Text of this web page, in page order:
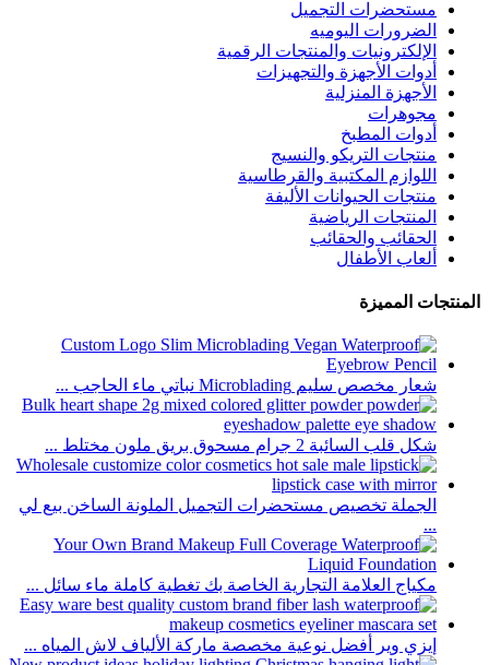
مستحضرات التجميل
الضرورات اليوميه
الإلكترونيات والمنتجات الرقمية
أدوات الأجهزة والتجهيزات
الأجهزة المنزلية
مجوهرات
أدوات المطبخ
منتجات التريكو والنسيج
اللوازم المكتبية والقرطاسية
منتجات الحيوانات الأليفة
المنتجات الرياضية
الحقائب والحقائب
ألعاب الأطفال
المنتجات المميزة
شعار مخصص سليم Microblading نباتي ماء الحاجب ...
شكل قلب السائبة 2 جرام مسحوق بريق ملون مختلط ...
الجملة تخصيص مستحضرات التجميل الملونة الساخن بيع لي
...
مكياج العلامة التجارية الخاصة بك تغطية كاملة ماء سائل ...
إيزي وير أفضل نوعية مخصصة ماركة الألياف لاش المياه ...